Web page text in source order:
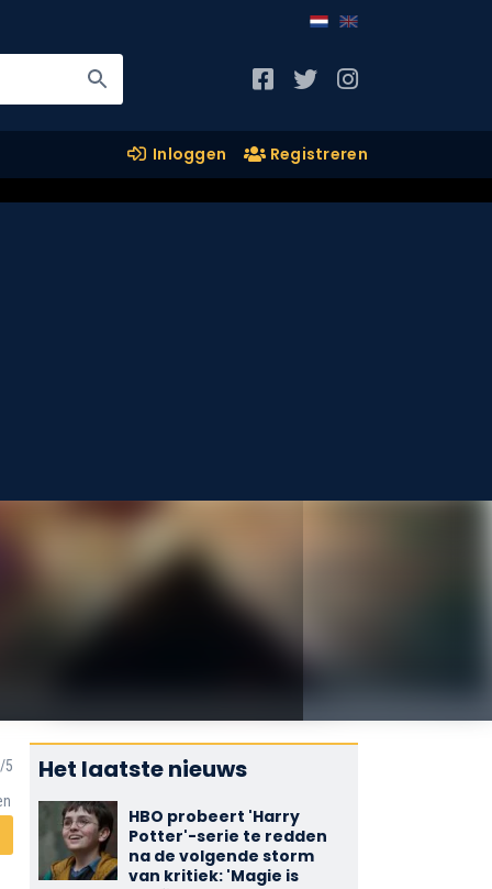
Inloggen Registreren
Het laatste nieuws
HBO probeert 'Harry
Potter'-serie te redden
na de volgende storm
van kritiek: 'Magie is